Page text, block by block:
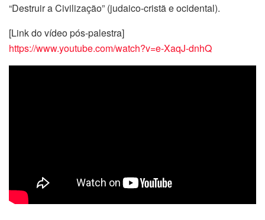
“Destruir a Civilização” (judaico-cristã e ocidental).
[Link do vídeo pós-palestra]
https://www.youtube.com/watch?v=e-XaqJ-dnhQ